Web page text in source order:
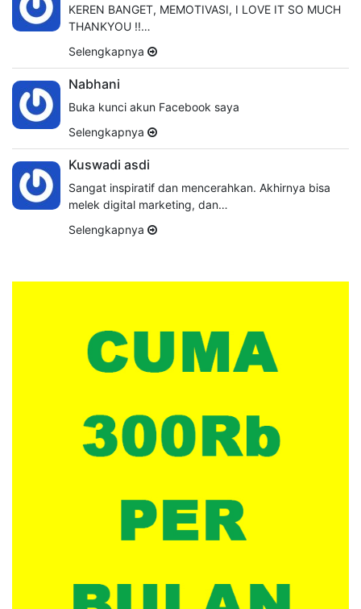
KEREN BANGET, MEMOTIVASI, I LOVE IT SO MUCH
THANKYOU !!…
Selengkapnya
Nabhani
Buka kunci akun Facebook saya
Selengkapnya
Kuswadi asdi
Sangat inspiratif dan mencerahkan. Akhirnya bisa
melek digital marketing, dan…
Selengkapnya